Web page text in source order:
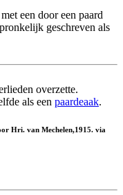
een door een paard
geschreven als
overzette.
als een paardeaak.
Hri. van Mechelen,1915. via